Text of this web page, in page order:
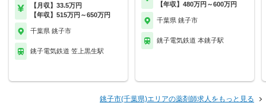
【月収】33.5万円
【年収】515万円～650万円
千葉県 銚子市
銚子電気鉄道 笠上黒生駅
【年収】480万円～600万円
千葉県 銚子市
銚子電気鉄道 本銚子駅
銚子市(千葉県)エリアの薬剤師求人をもっと見る